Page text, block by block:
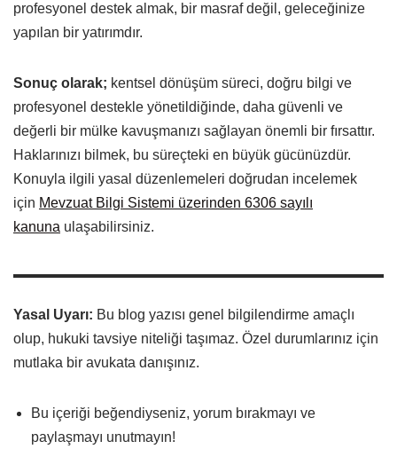
profesyonel destek almak, bir masraf değil, geleceğinize
yapılan bir yatırımdır.
Sonuç olarak; kentsel dönüşüm süreci, doğru bilgi ve
profesyonel destekle yönetildiğinde, daha güvenli ve
değerli bir mülke kavuşmanızı sağlayan önemli bir fırsattır.
Haklarınızı bilmek, bu süreçteki en büyük gücünüzdür.
Konuyla ilgili yasal düzenlemeleri doğrudan incelemek
için Mevzuat Bilgi Sistemi üzerinden 6306 sayılı
kanuna ulaşabilirsiniz.
Yasal Uyarı: Bu blog yazısı genel bilgilendirme amaçlı
olup, hukuki tavsiye niteliği taşımaz. Özel durumlarınız için
mutlaka bir avukata danışınız.
Bu içeriği beğendiyseniz, yorum bırakmayı ve
paylaşmayı unutmayın!